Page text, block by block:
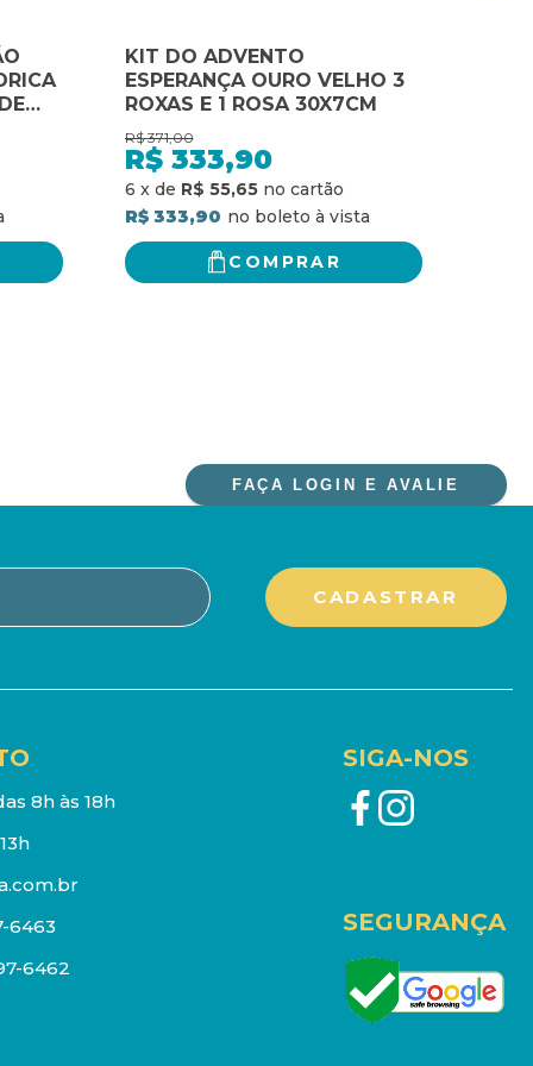
KIT DO ADVENTO
ESPERANÇA OURO VELHO 3
ROXAS E 1 ROSA 30X7CM
R$ 371,00
R$ 333,90
6 x de R$ 55,65
R$ 333,90
COMPRAR
FAÇA LOGIN E AVALIE
8h às 18h
6463
6462
SIGA-NOS
SEGURANÇA